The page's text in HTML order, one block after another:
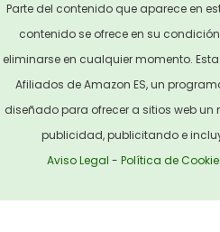
Parte del contenido que aparece en
contenido se ofrece en su
eliminarse en cualquier momento.
Afiliados de Amazon ES, un
diseñado para ofrecer a sitios web
publicidad, publicitando e
Aviso Legal - Política de